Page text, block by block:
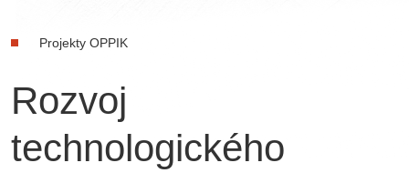
Projekty OPPIK
Rozvoj
technologického